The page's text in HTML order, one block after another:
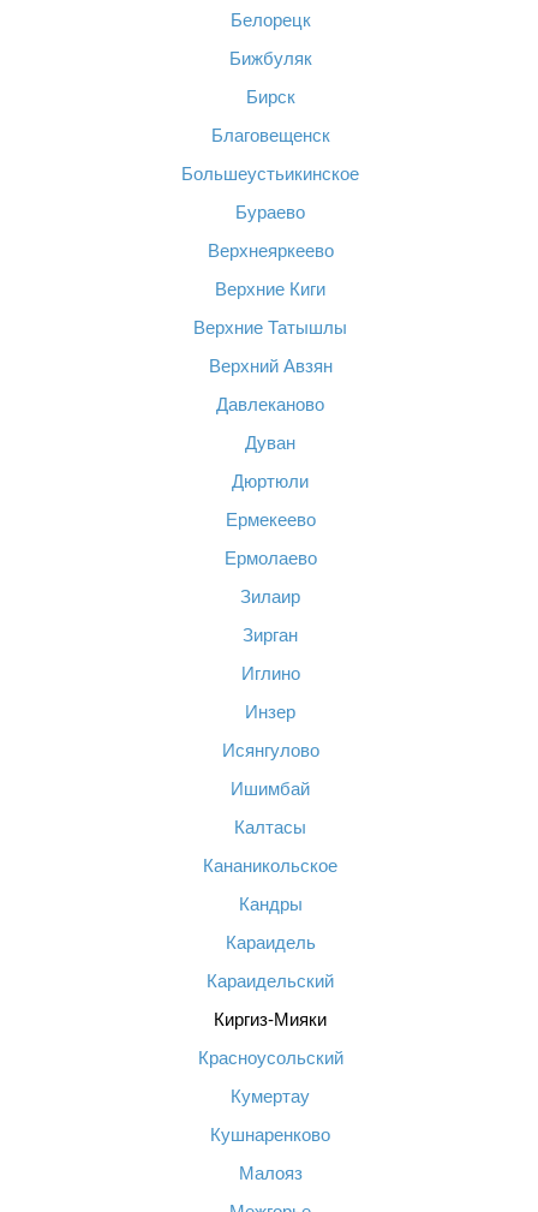
Белорецк
Бижбуляк
Бирск
Благовещенск
Большеустьикинское
Бураево
Верхнеяркеево
Верхние Киги
Верхние Татышлы
Верхний Авзян
Давлеканово
Дуван
Дюртюли
Ермекеево
Ермолаево
Зилаир
Зирган
Иглино
Инзер
Исянгулово
Ишимбай
Калтасы
Кананикольское
Кандры
Караидель
Караидельский
Киргиз-Мияки
Красноусольский
Кумертау
Кушнаренково
Малояз